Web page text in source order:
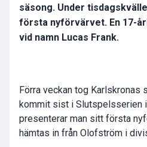
säsong. Under
första nyförvärvet. En 17-
vid namn Lucas Frank.
Förra veckan tog Karlskronas
kommit sist i Slutspelsserien
presenterar man sitt första
hämtas in från Olofström i